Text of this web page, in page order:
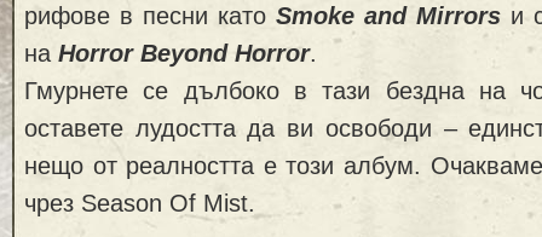
рифове в песни като Smoke and Mirrors и
на Horror Beyond Horror​​​​.
Гмурнете се дълбоко в тази бездна на
оставете лудостта да ви освободи –
нещо от реалността е този албум.
чрез Season Of Mist.